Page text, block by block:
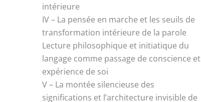
intérieure
IV – La pensée en marche et les seuils de
transformation intérieure de la parole
Lecture philosophique et initiatique du
langage comme passage de conscience et
expérience de soi
V – La montée silencieuse des
significations et l’architecture invisible de